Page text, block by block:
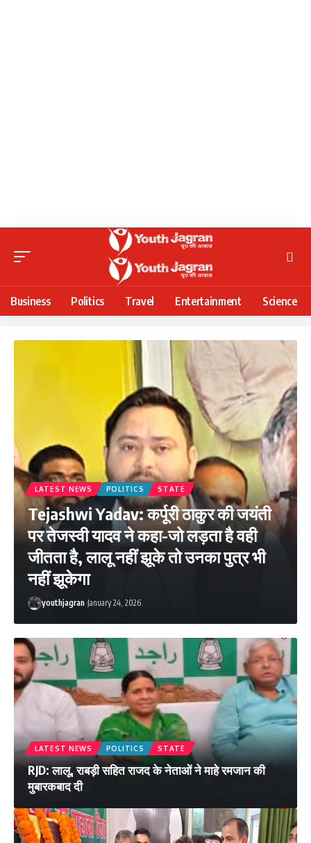
Business Politics Travel Entertainment Science
LATEST NEWS POLITICS STATE
Tejashwi Yadav: कर्पूरी ठाकुर की जयंती
पर तेजस्वी यादव ने कहा-जो लड़ता है वही
जीतता है, लालू नहीं झूके तो उनका पुत्र भी
नहीं झूकेगा
youthjagran January 24, 2026
LATEST NEWS POLITICS STATE
RJD: लालू, राबड़ी सहित राजद के नेताओं ने माहे रमजान की
मुबारकबाद दी